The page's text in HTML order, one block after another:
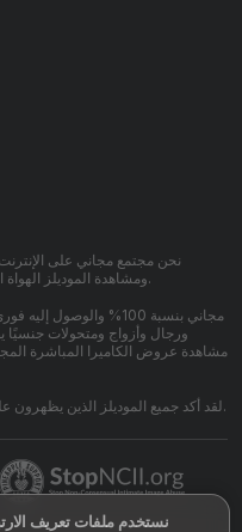
ومشاهدة الموديلز الهواة المذهلات لدينا وهن يؤدين مباشرةً عروض تفاعلية.
مشاهدة عروض الكاميرا المباشرة
لقد أكد جميع الموديلز الذين يظهرون على هذا الموقع تعاقديًا أنهم يبلغون 18 عامًا أو أكثر.
نستخدم ملفات تعريف